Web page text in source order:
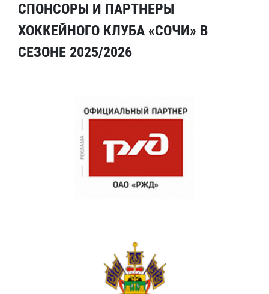
СПОНСОРЫ И ПАРТНЕРЫ
ХОККЕЙНОГО КЛУБА «СОЧИ» В
СЕЗОНЕ 2025/2026